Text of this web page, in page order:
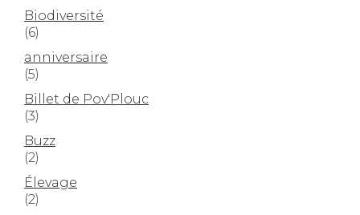
Biodiversité
(6)
anniversaire
(5)
Billet de Pov'Plouc
(3)
Buzz
(2)
Élevage
(2)